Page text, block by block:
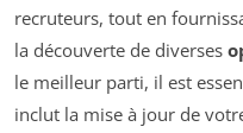
recruteurs, tout en
la découverte de diverses
le meilleur parti, il est
inclut la mise à jour de